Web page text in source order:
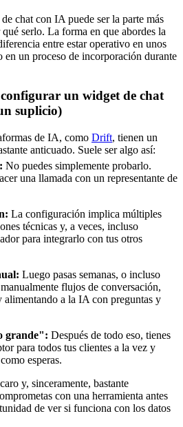
chat con IA puede ser la parte más
serlo. La forma en que abordes la
entre estar operativo en unos
en un proceso de incorporación durante
un widget de chat
suplicio)
de IA, como Drift, tienen un
anticuado. Suele ser algo así:
No puedes simplemente probarlo.
una llamada con un representante de
La configuración implica múltiples
técnicas y, a veces, incluso
para integrarlo con tus otros
Luego pasas semanas, o incluso
flujos de conversación,
alimentando a la IA con preguntas y
grande": Después de todo eso, tienes
para todos tus clientes a la vez y
esperas.
y, sinceramente, bastante
con una herramienta antes
de ver si funciona con los datos